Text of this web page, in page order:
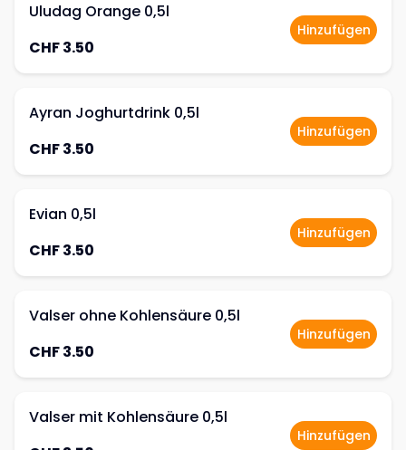
Uludag Orange 0,5l
CHF 3.50
Hinzufügen
Ayran Joghurtdrink 0,5l
CHF 3.50
Hinzufügen
Evian 0,5l
CHF 3.50
Hinzufügen
Valser ohne Kohlensäure 0,5l
CHF 3.50
Hinzufügen
Valser mit Kohlensäure 0,5l
Hinzufügen